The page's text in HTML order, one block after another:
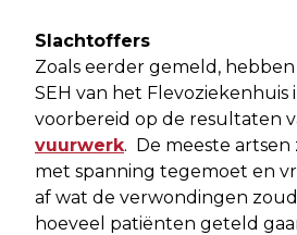
Slachtoffers
Zoals eerder gemeld,
SEH van het Flevoziekenhuis
voorbereid op de resultaten
vuurwerk. De meeste
met spanning tegemoet en
af wat de verwondingen
hoeveel patiënten geteld